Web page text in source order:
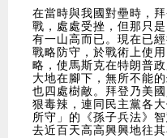
在當時與我國對壘時，
戰，處處受挫，但那只
有一山高而已。現在已
戰略防守，於戰術上使
略，使馬斯克在特朗普
大地在腳下，無所不能
也四處樹敵。拜登乃美
狠毒辣，連同民主黨各
所守」的《孫子兵法》
去近百天高高興興地往